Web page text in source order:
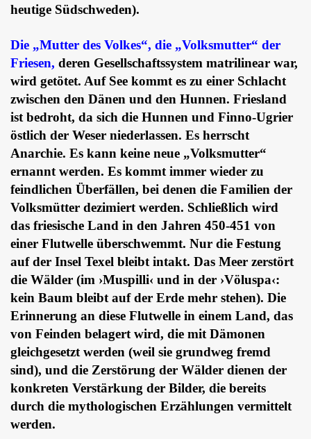
heutige Südschweden).
Die „Mutter des Volkes“, die „Volksmutter“ der
Friesen, deren Gesellschaftssystem matrilinear war,
wird getötet. Auf See kommt es zu einer Schlacht
zwischen den Dänen und den Hunnen. Friesland
ist bedroht, da sich die Hunnen und Finno-Ugrier
östlich der Weser niederlassen. Es herrscht
Anarchie. Es kann keine neue „Volksmutter“
ernannt werden. Es kommt immer wieder zu
feindlichen Überfällen, bei denen die Familien der
Volksmütter dezimiert werden. Schließlich wird
das friesische Land in den Jahren 450-451 von
einer Flutwelle überschwemmt. Nur die Festung
auf der Insel Texel bleibt intakt. Das Meer zerstört
die Wälder (im ›Muspilli‹ und in der ›Völuspa‹:
kein Baum bleibt auf der Erde mehr stehen). Die
Erinnerung an diese Flutwelle in einem Land, das
von Feinden belagert wird, die mit Dämonen
gleichgesetzt werden (weil sie grundweg fremd
sind), und die Zerstörung der Wälder dienen der
konkreten Verstärkung der Bilder, die bereits
durch die mythologischen Erzählungen vermittelt
werden.